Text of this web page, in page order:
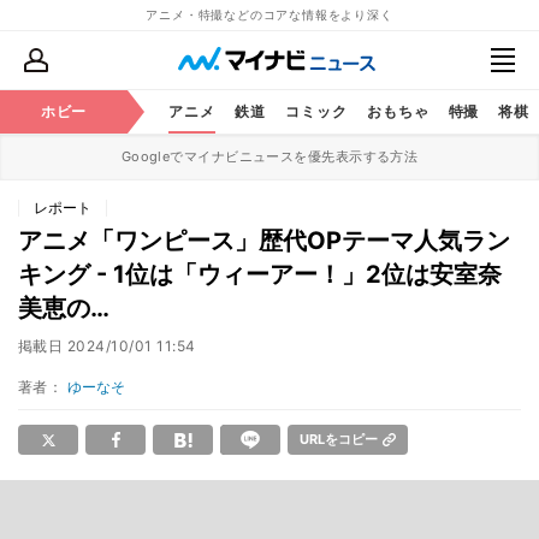
アニメ・特撮などのコアな情報をより深く
ホビー アニメ 鉄道 コミック おもちゃ 特撮 将棋
Googleでマイナビニュースを優先表示する方法
レポート
アニメ「ワンピース」歴代OPテーマ人気ラン
キング - 1位は「ウィーアー！」2位は安室奈
美恵の…
掲載日 2024/10/01 11:54
著者： ゆーなそ
URLをコピー